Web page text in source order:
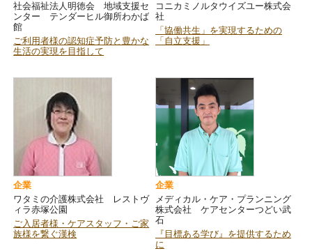
社会福祉法人明徳会 地域支援セ
ンター テンダーヒル御所わかば
館
ご利用者様の認知症予防と豊かな
生活の実現を目指して
コニカミノルタウイズユー株式会
社
「協働共生」を実現するための
「自立支援」
企業
ワタミの介護株式会社 レストヴ
ィラ赤塚公園
ご入居者様・ケアスタッフ・ご家
族様を繋ぐ漢検
企業
メディカル・ケア・プランニング
株式会社 ケアセンターつどい武
石
『目標ある学び』を提供するため
に